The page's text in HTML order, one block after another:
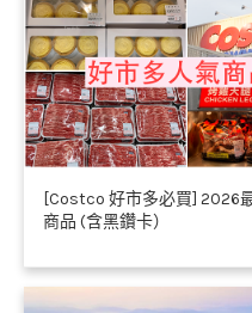
[Costco 好市多必買] 2026
商品 (含黑鑽卡）